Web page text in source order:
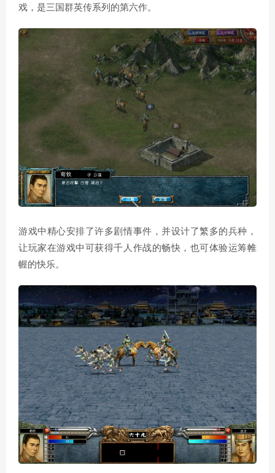
戏，是三国群英传系列的第六作。
游戏中精心安排了许多剧情事件，并设计了繁多的兵种，
让玩家在游戏中可获得千人作战的畅快，也可体验运筹帷
幄的快乐。